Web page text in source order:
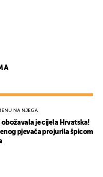
NA NJEGA
obožavala je cijela Hrvatska!
pjevača projurila špicom